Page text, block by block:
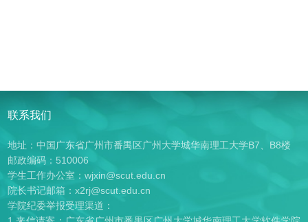
联系我们
地址：中国广东省广州市番禺区广州大学城华南理工大学B7、B8楼
邮政编码：510006
学生工作办公室：wjxin@scut.edu.cn
院长书记邮箱：x2rj@scut.edu.cn
学院纪委举报受理渠道：